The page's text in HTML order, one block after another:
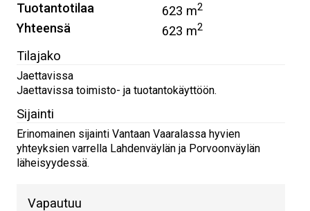
Tuotantotilaa 623 m2
Yhteensä 623 m2
Tilajako
Jaettavissa
Jaettavissa toimisto- ja tuotantokäyttöön.
Sijainti
Erinomainen sijainti Vantaan Vaaralassa hyvien
yhteyksien varrella Lahdenväylän ja Porvoonväylän
läheisyydessä.
Vapautuu